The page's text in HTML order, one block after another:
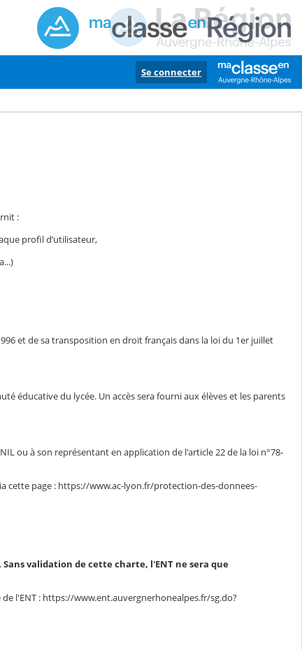
Se connecter
:
profil d’utilisateur,
et de sa transposition en droit français dans la loi du 1er juillet
éducative du lycée. Un accès sera fourni aux élèves et les parents
ou à son représentant en application de l'article 22 de la loi n°78-
cette page : https://www.ac-lyon.fr/protection-des-donnees-
Sans validation de cette charte, l'ENT ne sera que
l'ENT : https://www.ent.auvergnerhonealpes.fr/sg.do?